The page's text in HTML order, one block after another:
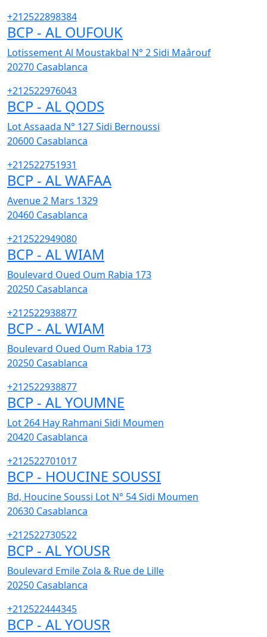
+212522898384
BCP - AL OUFOUK
Lotissement Al Moustakbal N° 2 Sidi Maârouf
20270 Casablanca
+212522976043
BCP - AL QODS
Lot Assaada N° 127 Sidi Bernoussi
20600 Casablanca
+212522751931
BCP - AL WAFAA
Avenue 2 Mars 1329
20460 Casablanca
+212522949080
BCP - AL WIAM
Boulevard Oued Oum Rabia 173
20250 Casablanca
+212522938877
BCP - AL WIAM
Boulevard Oued Oum Rabia 173
20250 Casablanca
+212522938877
BCP - AL YOUMNE
Lot 264 Hay Rahmani Sidi Moumen
20420 Casablanca
+212522701017
BCP - HOUCINE SOUSSI
Bd, Houcine Soussi Lot N° 54 Sidi Moumen
20630 Casablanca
+212522730522
BCP - AL YOUSR
Boulevard Emile Zola & Rue de Lille
20250 Casablanca
+212522444345
BCP - AL YOUSR